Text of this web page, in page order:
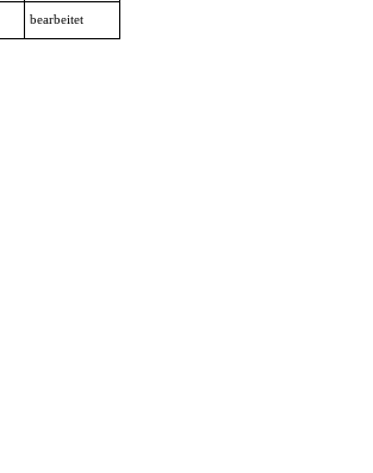
bearbeitet